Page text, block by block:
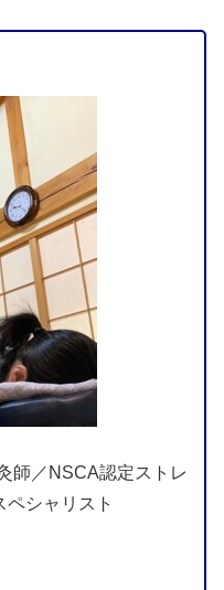
師／NSCA認定ストレ
シャリスト